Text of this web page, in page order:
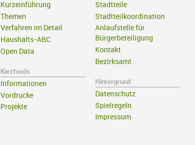
Kurzeinführung
Themen
Verfahren im Detail
Haushalts-ABC
Open Data
Kiezfonds
Informationen
Vordrucke
Projekte
Stadtteile
Stadtteilkoordination
Anlaufstelle für
Bürgerbeteiligung
Kontakt
Bezirksamt
Hintergrund
Datenschutz
Spielregeln
Impressum